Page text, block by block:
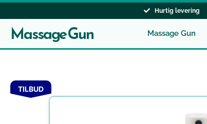
Gå
til
indholdet
Hurtig levering
Massage Gun Massage Gun
TILBUD